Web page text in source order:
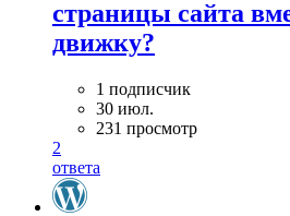
страницы сайта
движку?
1 подписчик
30 июл.
231 просмотр
2
ответа